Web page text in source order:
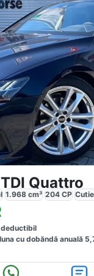
Quattro
1.968 cm³ 204 CP Cutie
deductibil
cu dobăndă anuală